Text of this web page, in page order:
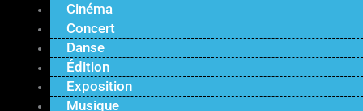
Cinéma
Concert
Danse
Édition
Exposition
Musique